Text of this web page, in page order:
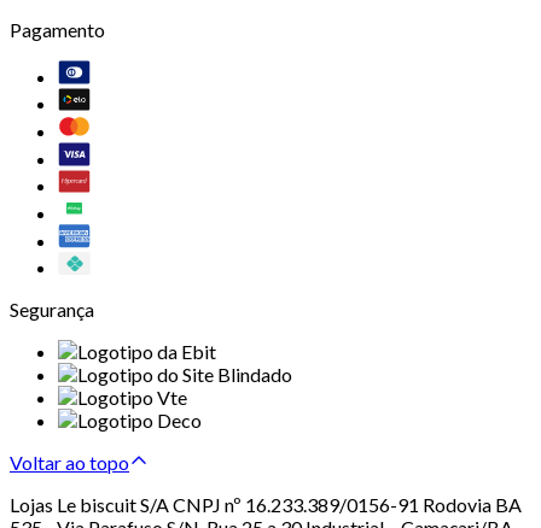
Pagamento
Segurança
Voltar ao topo
Lojas Le biscuit S/A CNPJ nº 16.233.389/0156-91 Rodovia BA